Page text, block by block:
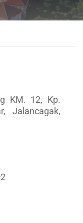
KM. 12, Kp.
Jalancagak,